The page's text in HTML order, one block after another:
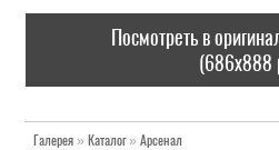
Посмотреть в
(686x888
Галерея » Каталог» Арсенал